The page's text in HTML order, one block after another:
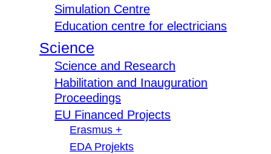
Simulation Centre
Education centre for electricians
Science
Science and Research
Habilitation and Inauguration
Proceedings
EU Financed Projects
Erasmus +
EDA Projekts